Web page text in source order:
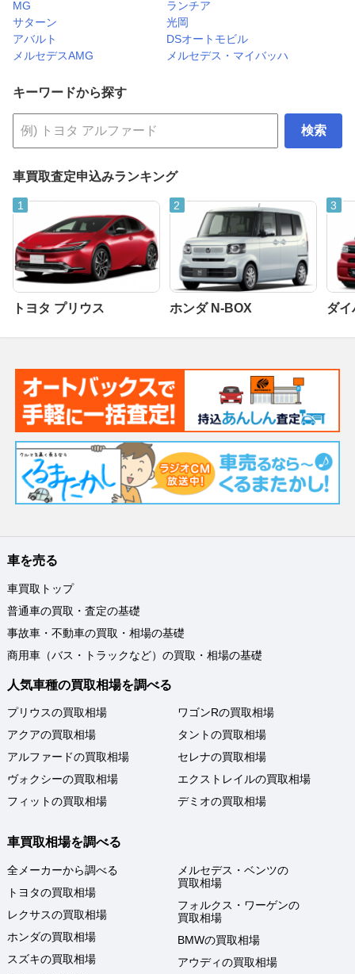
MG
ランチア
サターン
光岡
アバルト
DSオートモビル
メルセデスAMG
メルセデス・マイバッハ
キーワードから探す
検索
車買取査定申込みランキング
トヨタ プリウス ホンダ N-BOX ダイ
車を売る
車買取トップ
普通車の買取・査定の基礎
事故車・不動車の買取・相場の基礎
商用車（バス・トラックなど）の買取・相場の基礎
人気車種の買取相場を調べる
プリウスの買取相場
アクアの買取相場
アルファードの買取相場
ヴォクシーの買取相場
フィットの買取相場
ワゴンRの買取相場
タントの買取相場
セレナの買取相場
エクストレイルの買取相場
デミオの買取相場
車買取相場を調べる
全メーカーから調べる
トヨタの買取相場
レクサスの買取相場
ホンダの買取相場
スズキの買取相場
メルセデス・ベンツの
買取相場
フォルクス・ワーゲンの
買取相場
BMWの買取相場
アウディの買取相場